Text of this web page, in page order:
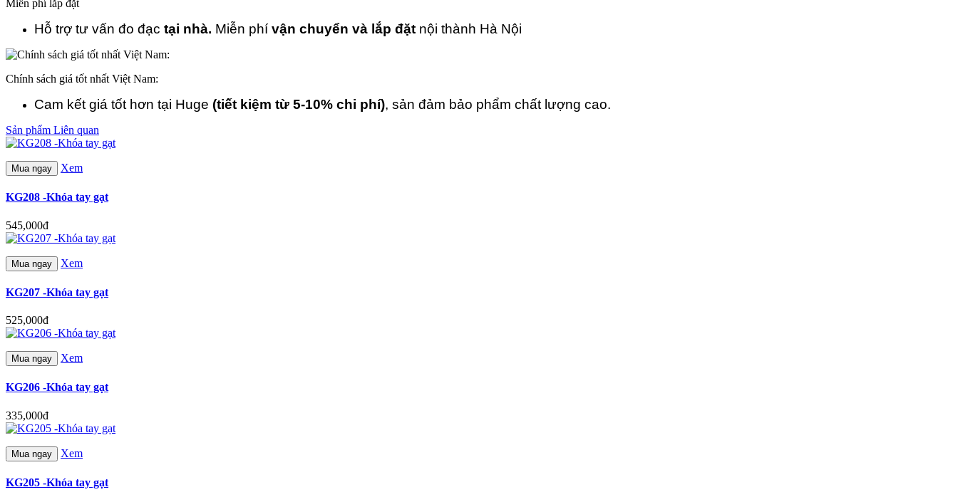
Miễn phí lắp đặt
Hỗ trợ tư vấn đo đạc tại nhà. Miễn phí vận chuyển và lắp đặt nội thành Hà Nội
Chính sách giá tốt nhất Việt Nam:
Cam kết giá tốt hơn tại Huge (tiết kiệm từ 5-10% chi phí), sản đảm bảo phẩm chất lượng cao.
Sản phẩm Liên quan
Mua ngay Xem
KG208 -Khóa tay gạt
545,000đ
Mua ngay Xem
KG207 -Khóa tay gạt
525,000đ
Mua ngay Xem
KG206 -Khóa tay gạt
335,000đ
Mua ngay Xem
KG205 -Khóa tay gạt